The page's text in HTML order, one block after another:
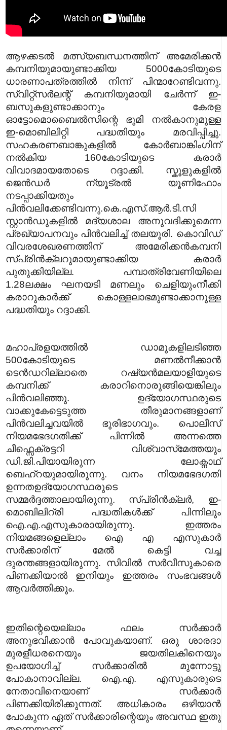
ആഴക്കടൽ മത്സ്യബന്ധനത്തിന് അമേരിക്കൻ
കമ്പനിയുമായുണ്ടാക്കിയ 5000കോടിയുടെ
ധാരണാപത്രത്തിൽ നിന്ന് പിന്മാറേണ്ടിവന്നു.
സ്വിറ്റ്സർലന്റ് കമ്പനിയുമായി ചേർന്ന് ഇ-
ബസുകളുണ്ടാക്കാനും കേരള
ഓട്ടോമൊബൈൽസിന്റെ ഭൂമി നൽകാനുമുള്ള
ഇ-മൊബിലിറ്റി പദ്ധതിയും മരവിപ്പിച്ചു.
സഹകരണബാങ്കുകളിൽ കോർബാങ്കിംഗിന്
നൽകിയ 160കോടിയുടെ കരാർ
വിവാദമായതോടെ റദ്ദാക്കി. സ്കൂളുകളിൽ
ജെൻഡർ ന്യൂട്രൽ യൂണിഫോം
നടപ്പാക്കിയതും
പിൻവലിക്കേണ്ടിവന്നു.കെ.എസ്.ആർ.ടി.സി
സ്റ്റാൻഡുകളിൽ മദ്യശാല അനുവദിക്കുമെന്ന
പ്രഖ്യാപനവും പിൻവലിച്ച് തലയൂരി. കൊവിഡ്
വിവരശേഖരണത്തിന് അമേരിക്കൻകമ്പനി
സ്‌പ്രിൻക്ലറുമായുണ്ടാക്കിയ കരാർ
പുതുക്കിയില്ല. പമ്പാത്രിവേണിയിലെ
1.28ലക്ഷം ഘനയടി മണലും ചെളിയുംനീക്കി
കരാറുകാർക്ക് കൊള്ളലാഭമുണ്ടാക്കാനുള്ള
പദ്ധതിയും റദ്ദാക്കി.
മഹാപ്രളയത്തിൽ ഡാമുകളിലടിഞ്ഞ
500കോടിയുടെ മണൽനീക്കാൻ
ടെൻഡറില്ലാതെ റഷ്യൻമലയാളിയുടെ
കമ്പനിക്ക് കരാറിനൊരുങ്ങിയെങ്കിലും
പിൻവലിഞ്ഞു. ഉദ്യോഗസ്ഥരുടെ
വാക്കുകേട്ടെടുത്ത തീരുമാനങ്ങളാണ്
പിൻവലിച്ചവയിൽ ഭൂരിഭാഗവും. പൊലീസ്
നിയമഭേദഗതിക്ക് പിന്നിൽ അന്നത്തെ
ചീഫ്സെക്രട്ടറി വിശ്വാസ്‌മേത്തയും
ഡി.ജി.പിയായിരുന്ന ലോക്നാഥ്
ബെഹ്റയുമായിരുന്നു. വനം നിയമഭേദഗതി
ഉന്നതഉദ്യോഗസ്ഥരുടെ
സമ്മർദ്ദത്താലായിരുന്നു. സ്പ്രിൻക്ലർ, ഇ-
മൊബിലിറ്രി പദ്ധതികൾക്ക് പിന്നിലും
ഐ.എ.എസുകാരായിരുന്നു. ഇത്തരം
നിയമങ്ങളെല്ലാം ഐ എ എസുകാർ
സർക്കാരിന് മേൽ കെട്ടി വച്ച
ദുരന്തങ്ങളായിരുന്നു. സിവിൽ സർവീസുകാരെ
പിണക്കിയാൽ ഇനിയും ഇത്തരം സംഭവങ്ങൾ
ആവർത്തിക്കും.
ഇതിന്റെയെല്ലാം ഫലം സർക്കാർ
അനുഭവിക്കാൻ പോവുകയാണ്. ഒരു ശാരദാ
മുരളീധരനെയും ജയതിലകിനെയും
ഉപയോഗിച്ച് സർക്കാരിൽ മുന്നോട്ടു
പോകാനാവില്ല. ഐ.എ. എസുകാരുടെ
നേതാവിനെയാണ് സർക്കാർ
പിണക്കിയിരിക്കുന്നത്. അധികാരം ഒഴിയാൻ
പോകുന്ന ഏത് സർക്കാരിന്റെയും അവസ്ഥ ഇതു